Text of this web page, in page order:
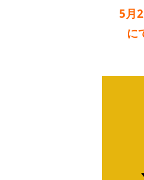
5月
に